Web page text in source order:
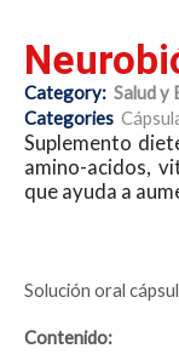
Category: Salud y
Categories
Suplemento
amino-acidos,
que ayuda a
Solución oral
Contenido: